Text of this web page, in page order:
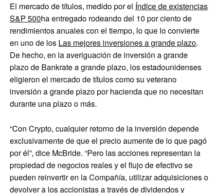
El mercado de títulos, medido por el Índice de existencias
S&P 500ha entregado rodeando del 10 por ciento de
rendimientos anuales con el tiempo, lo que lo convierte
en uno de los Las mejores inversiones a grande plazo.
De hecho, en la averiguación de inversión a grande
plazo de Bankrate a grande plazo, los estadounidenses
eligieron el mercado de títulos como su veterano
inversión a grande plazo por hacienda que no necesitan
durante una plazo o más.
“Con Crypto, cualquier retorno de la inversión depende
exclusivamente de que el precio aumente de lo que pagó
por él”, dice McBride. “Pero las acciones representan la
propiedad de negocios reales y el flujo de efectivo se
pueden reinvertir en la Compañía, utilizar adquisiciones o
devolver a los accionistas a través de dividendos y